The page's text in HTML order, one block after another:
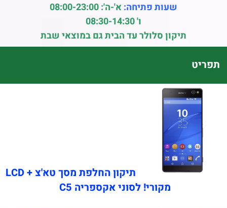
שעות פתיחה:א'-ה': 08:00-23:00
ו' 08:30-14:30
תיקון סלולר עד הבית גם במוצאי שבת
תפריט
תיקון החלפת מסך טא'צ + LCD
מקורי! לסוני אקספריה C5